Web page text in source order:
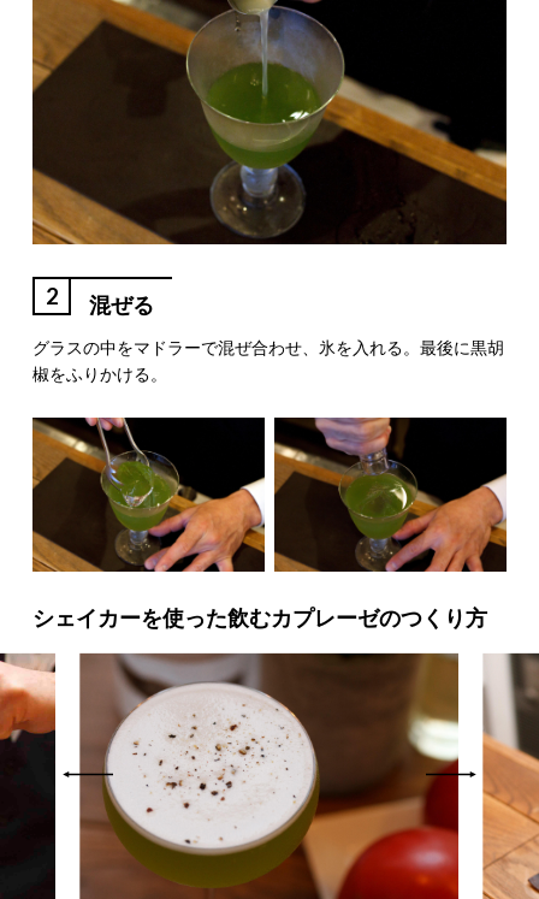
2 混ぜる
グラスの中をマドラーで混ぜ合わせ、氷を入れる。最後に黒胡
椒をふりかける。
シェイカーを使った飲むカプレーゼのつくり方